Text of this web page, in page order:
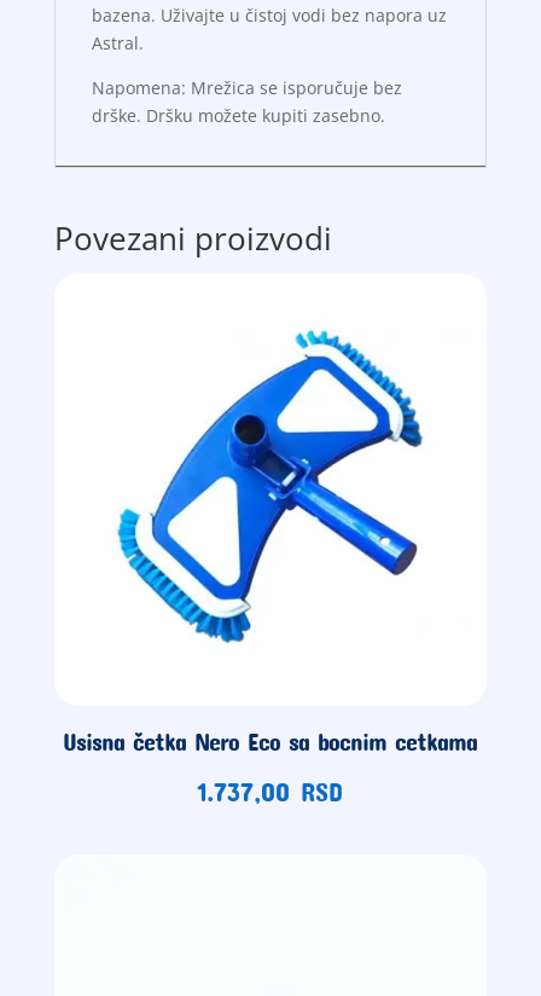
bazena. Uživajte u čistoj vodi bez napora uz
Astral.
Napomena: Mrežica se isporučuje bez
drške. Dršku možete kupiti zasebno.
Povezani proizvodi
Usisna četka Nero Eco sa bocnim cetkama
1.737,00 RSD